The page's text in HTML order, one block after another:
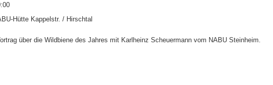
Hütte Kappelstr. / Hirschtal
über die Wildbiene des Jahres mit Karlheinz Scheuermann vom NABU Steinheim.